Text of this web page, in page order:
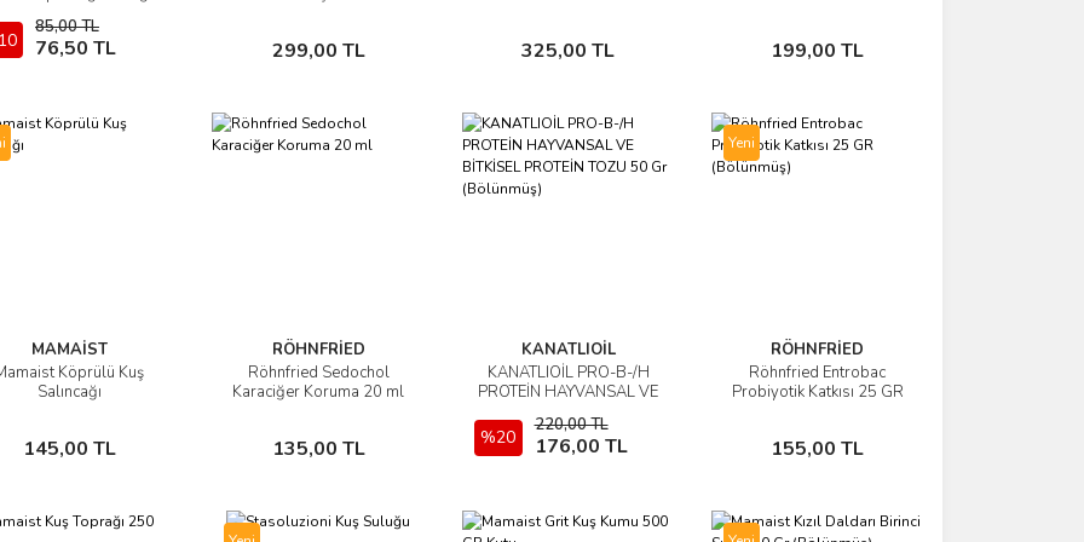
85,00 TL
76,50 TL
Sepete Ekle 299,00 TL
Sepete Ekle 325,00 TL
Sepete Ekle 199,00 TL
Sepete Ekle
MAMAİST
Köprülü Kuş
Salıncağı
145,00 TL
İncele
Sepete Ekle
RÖHNFRİED
Röhnfried Sedochol
Karaciğer Koruma 20 ml
135,00 TL
İncele
Sepete Ekle
KANATLIOİL
KANATLIOİL PRO-B-/H
PROTEİN HAYVANSAL VE
50 Gr (Bölünmüş)
%20
220,00 TL
176,00 TL
İncele
Sepete Ekle
Yeni
RÖHNFRİED
Röhnfried Entrobac
Probiyotik Katkısı 25 GR
155,00 TL
İncele
Sepete Ekle